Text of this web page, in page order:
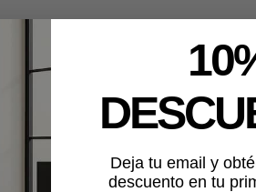
Deja tu email y
descuento en tu